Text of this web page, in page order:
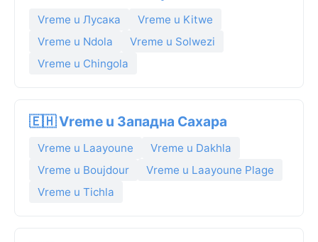
Vreme u Лусака
Vreme u Kitwe
Vreme u Ndola
Vreme u Solwezi
Vreme u Chingola
🇪🇭 Vreme u Западна Сахара
Vreme u Laayoune
Vreme u Dakhla
Vreme u Boujdour
Vreme u Laayoune Plage
Vreme u Tichla